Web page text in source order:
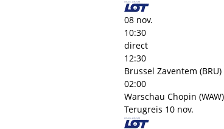
08 nov.
10:30
direct
12:30
Brussel Zaventem (BRU)
02:00
Warschau Chopin (WAW)
Terugreis 10 nov.